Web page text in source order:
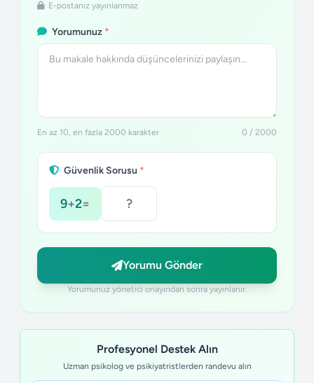
E-postanız yayınlanmaz
Yorumunuz *
En az 10, en fazla 2000 karakter 0 / 2000
Güvenlik Sorusu *
9+2=
Yorumu Gönder
Yorumunuz yönetici onayından sonra yayınlanır.
Profesyonel Destek Alın
Uzman psikolog ve psikiyatristlerden randevu alın